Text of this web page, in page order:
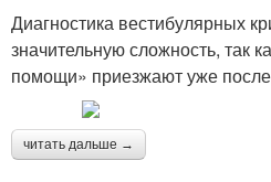
Диагностика вестибулярных
значительную сложность, так
помощи» приезжают уже
читать дальше →